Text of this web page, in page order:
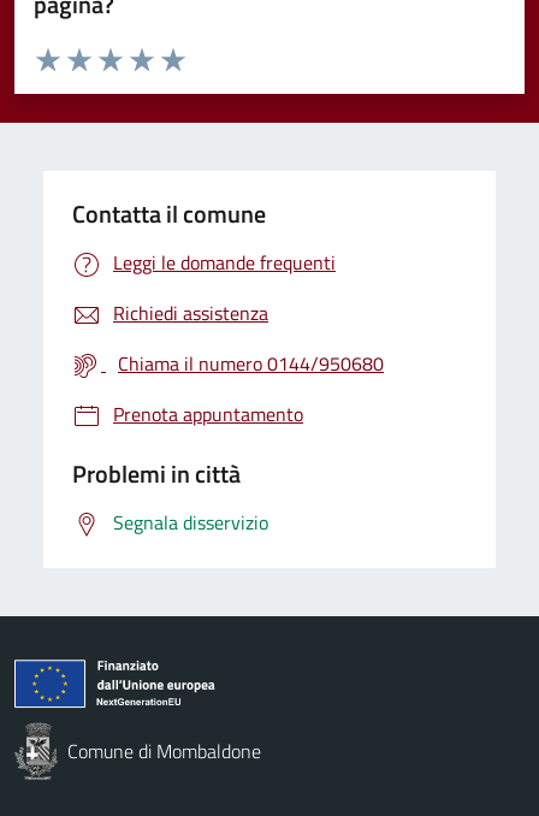
Valuta da 1 a 5 stelle la pagina
Valuta 5 stelle su 5
Valuta 4 stelle su 5
Valuta 3 stelle su 5
Valuta 2 stelle su 5
Valuta 1 stelle su 5
Contatta il comune
Leggi le domande frequenti
Richiedi assistenza
Chiama il numero 0144/950680
Prenota appuntamento
Problemi in città
Segnala disservizio
Comune di Mombaldone